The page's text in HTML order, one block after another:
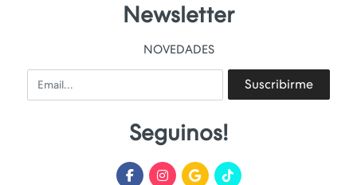
Newsletter
NOVEDADES
Email Suscribirme
Seguinos!